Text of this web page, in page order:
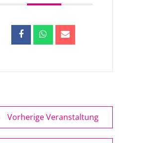
Vorherige Veranstaltung